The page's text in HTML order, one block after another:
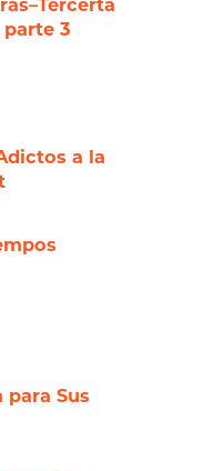
3
a la
para Sus